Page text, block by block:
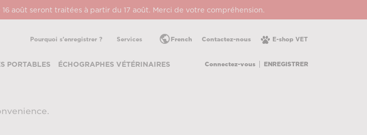
août seront traitées à partir du 17 août. Merci de votre compréhension.
Pourquoi s'enregistrer ? Services E-shop VET
Contactez-nous
public French
PORTABLES ÉCHOGRAPHES VÉTÉRINAIRES Connectez-vous ENREGISTRER